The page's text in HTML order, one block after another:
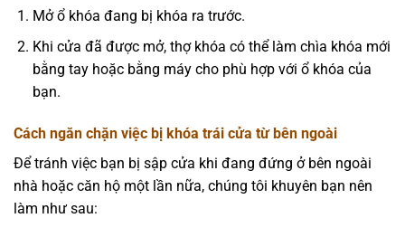
Mở ổ khóa đang bị khóa ra trước.
Khi cửa đã được mở, thợ khóa có thể làm chìa khóa mới
bằng tay hoặc bằng máy cho phù hợp với ổ khóa của
bạn.
Cách ngăn chặn việc bị khóa trái cửa từ bên ngoài
Để tránh việc bạn bị sập cửa khi đang đứng ở bên ngoài
nhà hoặc căn hộ một lần nữa, chúng tôi khuyên bạn nên
làm như sau: